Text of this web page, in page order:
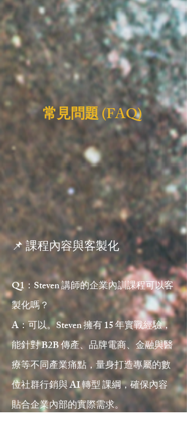
常見問題 (FAQ)
📌 課程內容與客製化
Q1：Steven 講師的企業內訓課程可以客
製化嗎？
A：可以。Steven 擁有 15 年實戰經驗，
能針對 B2B 傳產、品牌電商、金融與醫
療等不同產業痛點，量身打造專屬的數
位社群行銷與 AI 轉型 課綱，確保內容
貼合企業內部的實際需求。